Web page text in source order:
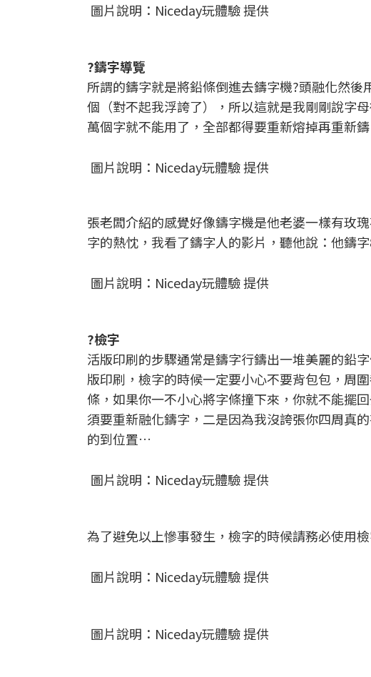
圖片說明：Niceday玩體驗 提供
?鑄字導覽
所謂的鑄字就是將鉛條倒進去鑄字機?頭融化然
個（對不起我浮誇了），所以這就是我剛剛說字
萬個字就不能用了，全部都得要重新熔掉再重新鑄
圖片說明：Niceday玩體驗 提供
張老闆介紹的感覺好像鑄字機是他老婆一樣有玫
字的熱忱，我看了鑄字人的影片，聽他說：他鑄
圖片說明：Niceday玩體驗 提供
?檢字
活版印刷的步驟通常是鑄字行鑄出一堆美麗的鉛
版印刷，檢字的時候一定要小心不要背包包，周
條，如果你一不小心將字條撞下來，你就不能擺
須要重新融化鑄字，二是因為我沒誇張你四周真
的到位置…
圖片說明：Niceday玩體驗 提供
為了避免以上慘事發生，檢字的時候請務必使用
圖片說明：Niceday玩體驗 提供
圖片說明：Niceday玩體驗 提供